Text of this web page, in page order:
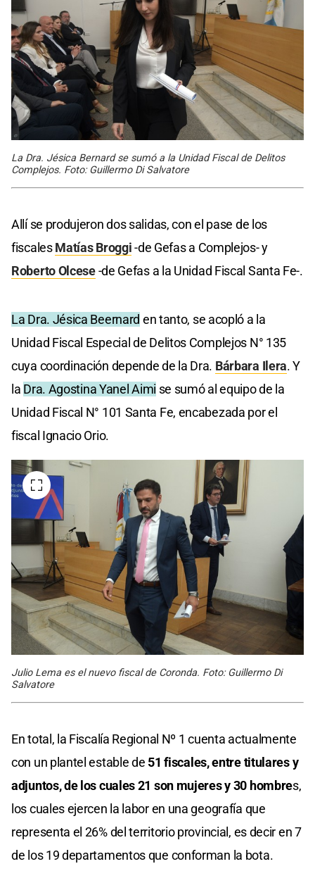
La Dra. Jésica Bernard se sumó a la Unidad Fiscal de Delitos
Complejos. Foto: Guillermo Di Salvatore
Allí se produjeron dos salidas, con el pase de los
fiscalesMatías Broggi-de Gefas a Complejos- y
Roberto Olcese-de Gefas a la Unidad Fiscal Santa Fe-.
La Dra. Jésica Beernard en tanto, se acopló a la
Unidad Fiscal Especial de Delitos Complejos N° 135
cuya coordinación depende de la Dra. Bárbara Ilera. Y
la Dra. Agostina Yanel Aimi se sumó al equipo de la
Unidad Fiscal N° 101 Santa Fe, encabezada por el
fiscal Ignacio Orio.
Julio Lema es el nuevo fiscal de Coronda. Foto: Guillermo Di
Salvatore
En total, la Fiscalía Regional Nº 1 cuenta actualmente
con un plantel estable de 51 fiscales, entre titulares y
adjuntos, de los cuales 21 son mujeres y 30 hombres,
los cuales ejercen la labor en una geografía que
representa el 26% del territorio provincial, es decir en 7
de los 19 departamentos que conforman la bota.